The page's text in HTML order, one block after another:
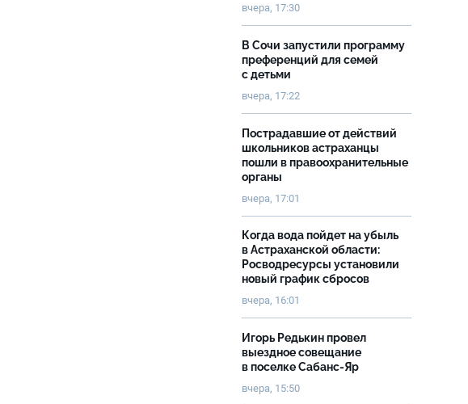
вчера, 17:30
В Сочи запустили программу
преференций для семей
с детьми
вчера, 17:22
Пострадавшие от действий
школьников астраханцы
пошли в правоохранительные
органы
вчера, 17:01
Когда вода пойдет на убыль
в Астраханской области:
Росводресурсы установили
новый график сбросов
вчера, 16:01
Игорь Редькин провел
выездное совещание
в поселке Сабанс-Яр
вчера, 15:50